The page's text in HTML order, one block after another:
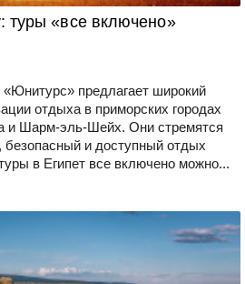
туры «все включено»
«Юнитурс» предлагает широкий
отдыха в приморских городах
и Шарм-эль-Шейх. Они стремятся
и доступный отдых
в Египет все включено можно...